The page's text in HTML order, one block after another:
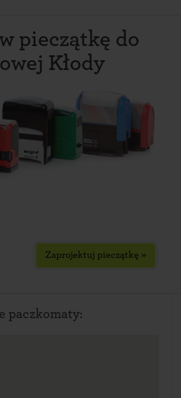
pieczątkę do
Kłody
Zaprojektuj pieczątkę »
paczkomaty: